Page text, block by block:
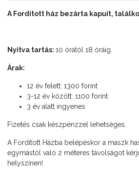
A Fordított ház bezárta kapuit,
Nyitva tartás: 10 órától 18 óráig.
Árak:
12 év felett: 1300 forint
3-12 év között: 1100 forint
3 év alatt ingyenes
Fizetés csak készpénzzel lehetséges.
A Fordított Házba belépéskor a maszk
egymástól való 2 méteres távolságot
helyszínen!